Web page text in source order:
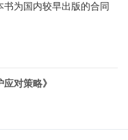
为国内较早出版的合同
对策略》